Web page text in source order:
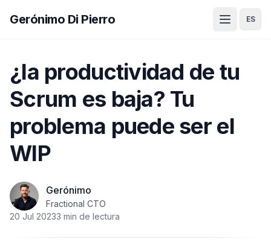
Gerónimo Di Pierro ES
¿la productividad de tu
Scrum es baja? Tu
problema puede ser el
WIP
Gerónimo
Fractional CTO
20 Jul 20233 min de lectura